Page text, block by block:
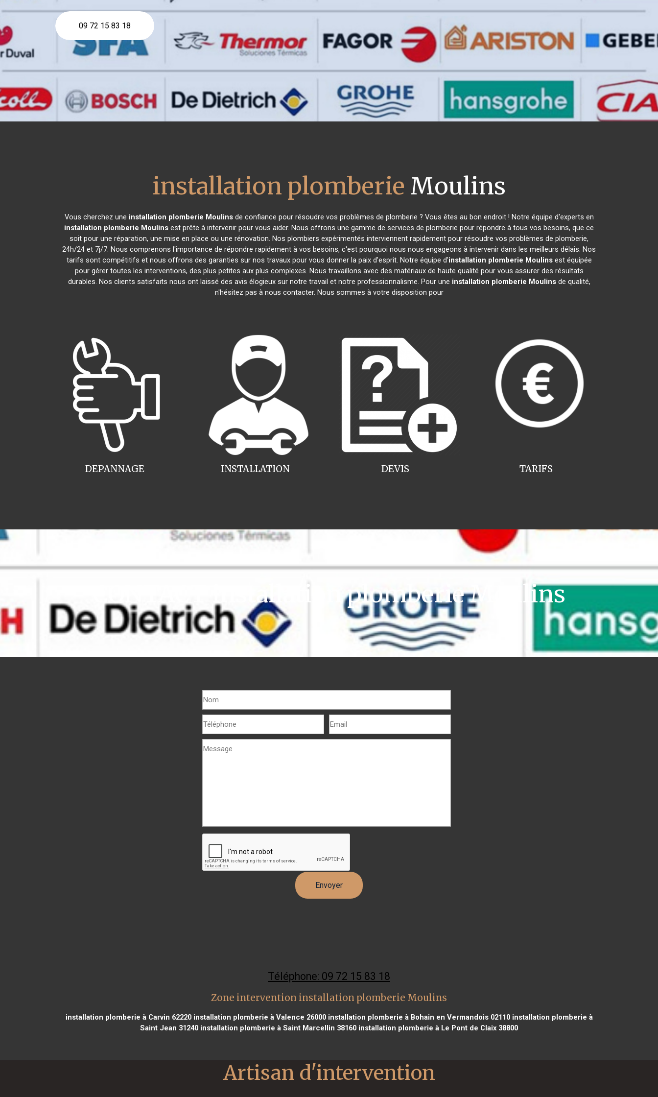
09 72 15 83 18
installation plomberie Moulins
Vous cherchez une installation plomberie Moulinsde confiance pour résoudre vos problèmes de plomberie ? Vous êtes au bon endroit ! Notre équipe d'experts en
installation plomberie Moulins est prête à intervenir pour vous aider. Nous offrons une gamme de services de plomberie pour répondre à tous vos besoins, que ce
soit pour une réparation, une mise en place ou une rénovation. Nos plombiers expérimentés interviennent rapidement pour résoudre vos problèmes de plomberie,
24h/24 et 7j/7. Nous comprenons l'importance de répondre rapidement à vos besoins, c'est pourquoi nous nous engageons à intervenir dans les meilleurs délais. Nos
tarifs sont compétitifs et nous offrons des garanties sur nos travaux pour vous donner la paix d'esprit. Notre équipe d'installation plomberie Moulinsest équipée
pour gérer toutes les interventions, des plus petites aux plus complexes. Nous travaillons avec des matériaux de haute qualité pour vous assurer des résultats
durables. Nos clients satisfaits nous ont laissé des avis élogieux sur notre travail et notre professionnalisme. Pour une installation plomberie Moulinsde qualité,
n'hésitez pas à nous contacter. Nous sommes à votre disposition pour
INSTALLATION
DEPANNAGE TARIFS
DEVIS
CONTACT installation plomberie Moulins
Téléphone: 09 72 15 83 18
Zone intervention installation plomberie Moulins
installation plomberie à Carvin 62220installation plomberie à Valence 26000installation plomberie à Bohain en Vermandois 02110installation plomberie à
Saint Jean 31240 installation plomberie à Saint Marcellin 38160 installation plomberie à Le Pont de Claix 38800
Artisan d'intervention